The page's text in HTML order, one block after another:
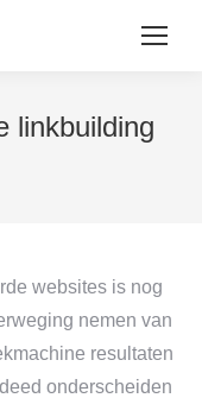
linkbuilding
websites is nog
nemen van
resultaten
onderscheiden